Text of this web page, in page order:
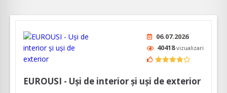
06.07.2026
40418vizualizari
EUROUSI - Uși de interior și uși de exterior